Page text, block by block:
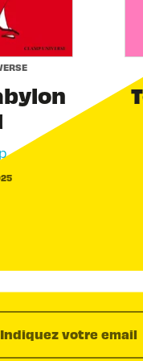
Indiquez votre email